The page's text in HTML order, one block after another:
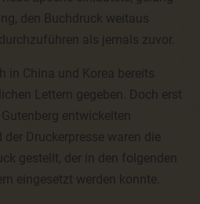
den Buchdruck weitaus
als jemals zuvor.
in China und Korea bereits
Lettern gegeben. Doch erst
entwickelten
Druckerpresse waren die
gestellt, der in den folgenden
eingesetzt werden konnte.
dieses Berichtigungsrecht in
sich hierzu jederzeit an einen
Verantwortlichen
auf Vergessen werden)
Europäischen Richtlinien- und
Recht, von dem
dass die sie betreffenden